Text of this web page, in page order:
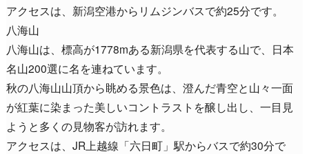
アクセスは、新潟空港からリムジンバスで約25分です。
八海山
八海山は、標高が1778mある新潟県を代表する山で、日本
名山200選に名を連ねています。
秋の八海山山頂から眺める景色は、澄んだ青空と山々一面
が紅葉に染まった美しいコントラストを醸し出し、一目見
ようと多くの見物客が訪れます。
アクセスは、JR上越線「六日町」駅からバスで約30分で